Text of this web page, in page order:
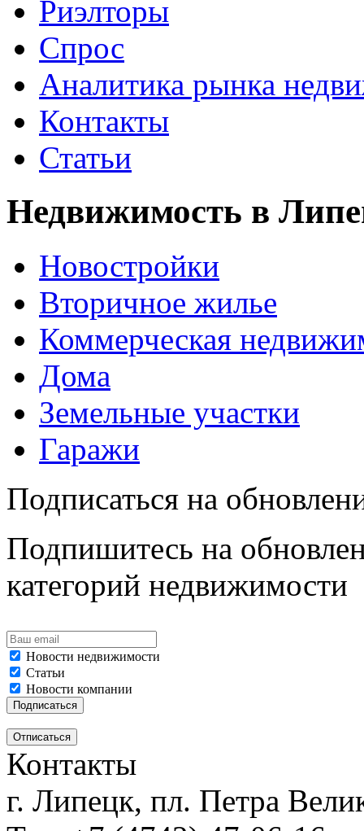
Риэлторы
Спрос
Аналитика рынка
Контакты
Статьи
Недвижимость в
Новостройки
Вторичное жилье
Коммерческая
Дома
Земельные участки
Гаражи
Подписаться на
Подпишитесь на
категорий недвижимости
Новости недвижимости
Статьи
Новости компании
Контакты
г. Липецк, пл. Петра